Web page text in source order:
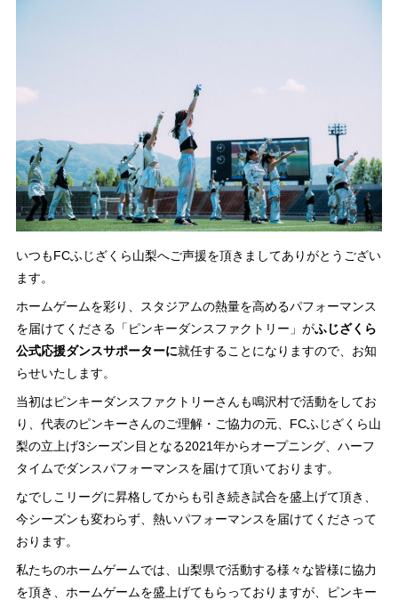
いつもFCふじざくら山梨へご声援を頂きましてありがとうござい
ます。
ホームゲームを彩り、スタジアムの熱量を高めるパフォーマンス
を届けてくださる「ピンキーダンスファクトリー」がふじざくら
公式応援ダンスサポーターに就任することになりますので、お知
らせいたします。
当初はピンキーダンスファクトリーさんも鳴沢村で活動をしてお
り、代表のピンキーさんのご理解・ご協力の元、FCふじざくら山
梨の立上げ3シーズン目となる2021年からオープニング、ハーフ
タイムでダンスパフォーマンスを届けて頂いております。
なでしこリーグに昇格してからも引き続き試合を盛上げて頂き、
今シーズンも変わらず、熱いパフォーマンスを届けてくださって
おります。
私たちのホームゲームでは、山梨県で活動する様々な皆様に協力
を頂き、ホームゲームを盛上げてもらっておりますが、ピンキー